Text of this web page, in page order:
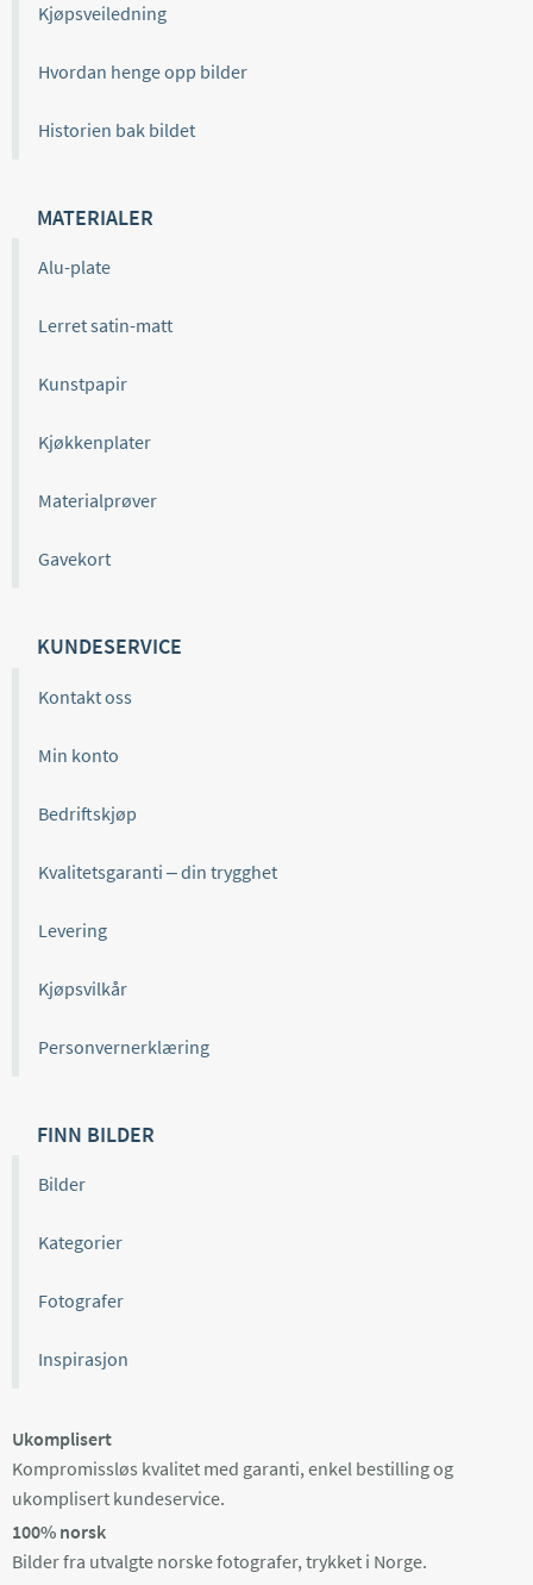
Kjøpsveiledning
Hvordan henge opp bilder
Historien bak bildet
MATERIALER
Alu-plate
Lerret satin-matt
Kunstpapir
Kjøkkenplater
Materialprøver
Gavekort
KUNDESERVICE
Kontakt oss
Min konto
Bedriftskjøp
Kvalitetsgaranti – din trygghet
Levering
Kjøpsvilkår
Personvernerklæring
FINN BILDER
Bilder
Kategorier
Fotografer
Inspirasjon
Ukomplisert
Kompromissløs kvalitet med garanti, enkel bestilling og
ukomplisert kundeservice.
100% norsk
Bilder fra utvalgte norske fotografer, trykket i Norge.